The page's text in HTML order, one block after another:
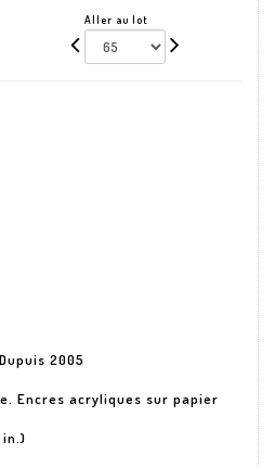
Aller au lot
2005
Encres acryliques sur papier
in.)